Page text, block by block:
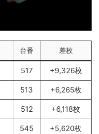
台番 差枚
517 +9,326枚
513 +6,265枚
512 +6,118枚
545 +5,620枚